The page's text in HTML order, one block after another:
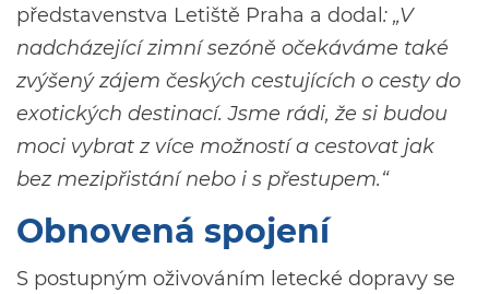
představenstva Letiště Praha a dodal : „V
nadcházející zimní sezóně očekáváme také
zvýšený zájem českých cestujících o cesty do
exotických destinací. Jsme rádi, že si budou
moci vybrat z více možností a cestovat jak
bez mezipřistání nebo i s přestupem.“
Obnovená spojení
S postupným oživováním letecké dopravy se